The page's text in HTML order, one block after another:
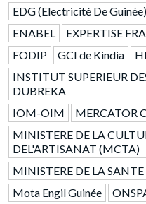
EDG (Electricité De Guinée)
ENABEL
EXPERTISE
FODIP
GCI de Kindia
INSTITUT SUPERIEUR
DUBREKA
IOM-OIM
MERCATOR
MINISTERE DE LA
DEL'ARTISANAT (MCTA)
MINISTERE DE LA
Mota Engil Guinée